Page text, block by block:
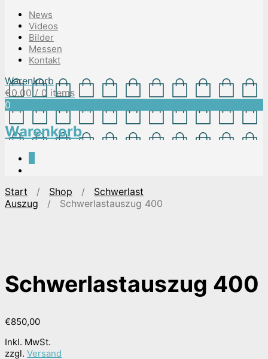
News
Videos
Bilder
Messen
Kontakt
Warenkorb
€0,00 / 0 items
0
Warenkorb
Start / Shop / Schwerlast
Auszug / Schwerlastauszug 400
Schwerlastauszug 400
€850,00
Inkl. MwSt.
zzgl. Versand